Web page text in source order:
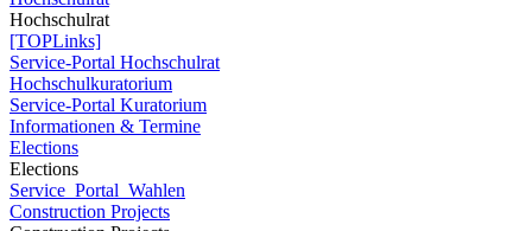
Hochschulrat
[TOPLinks]
Service-Portal Hochschulrat
Hochschulkuratorium
Service-Portal Kuratorium
Informationen & Termine
Elections
Elections
Service_Portal_Wahlen
Construction Projects